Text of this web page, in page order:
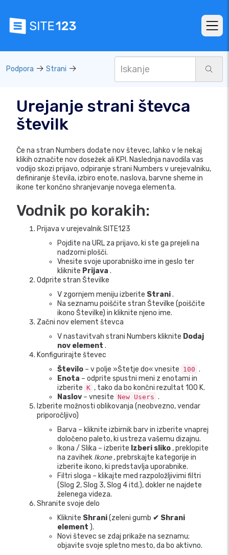
Podpora Strani
Urejanje strani števca
številk
Če na stran Numbers dodate nov števec, lahko v le nekaj
klikih označite nov dosežek ali KPI. Naslednja navodila vas
vodijo skozi prijavo, odpiranje strani Numbers v urejevalniku,
definiranje števila, izbiro enote, naslova, barvne sheme in
ikone ter končno shranjevanje novega elementa.
Vodnik po korakih:
Prijava v urejevalnik SITE123
Pojdite na URL za prijavo, ki ste ga prejeli na
nadzorni plošči.
Vnesite svoje uporabniško ime in geslo ter
kliknite Prijava .
Odprite stran Številke
V zgornjem meniju izberite Strani.
Na seznamu poiščite stran Številke (poiščite
ikono Številke) in kliknite njeno ime.
Začni nov element števca
V nastavitvah strani Numbers kliknite Dodaj
nov element .
Konfigurirajte števec
Število – v polje »Štetje do« vnesite 100 .
Enota – odprite spustni meni z enotami in
izberite K , tako da bo končni rezultat 100 K.
Naslov – vnesite New Users .
Izberite možnosti oblikovanja (neobvezno, vendar
priporočljivo)
Barva – kliknite izbirnik barv in izberite vnaprej
določeno paleto, ki ustreza vašemu dizajnu.
Ikona / Slika – izberite Izberi sliko , preklopite
na zavihek Ikone, prebrskajte kategorije in
izberite ikono, ki predstavlja uporabnike.
Filtri sloga – klikajte med razpoložljivimi filtri
(Slog 2, Slog 3, Slog 4 itd.), dokler ne najdete
želenega videza.
Shranite svoje delo
Kliknite Shrani(zeleni gumb ✔ Shrani
element ).
Novi števec se zdaj prikaže na seznamu;
objavite svoje spletno mesto, da bo aktivno.